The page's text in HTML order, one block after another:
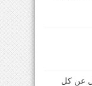
عن كل